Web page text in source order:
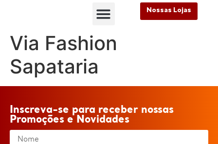
Nossas Lojas
Nossas Lojas
Via Fashion
Sapataria
Inscreva-se para receber nossas
Promoções e Novidades